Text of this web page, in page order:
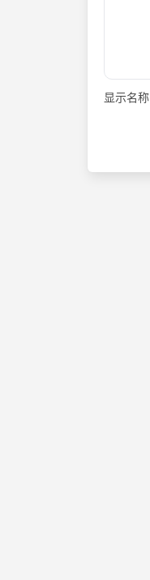
显示名称